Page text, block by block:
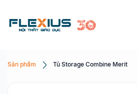
Sản phẩm Tủ Storage Combine Merit